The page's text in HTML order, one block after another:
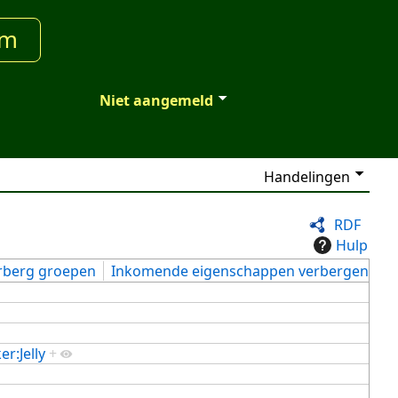
Niet aangemeld
Handelingen
RDF
Hulp
groepen
Inkomende eigenschappen verbergen
+